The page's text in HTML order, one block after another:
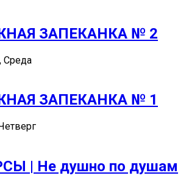
ЗАПЕКАНКА № 2
Среда
ЗАПЕКАНКА № 1
| Не душно по душам